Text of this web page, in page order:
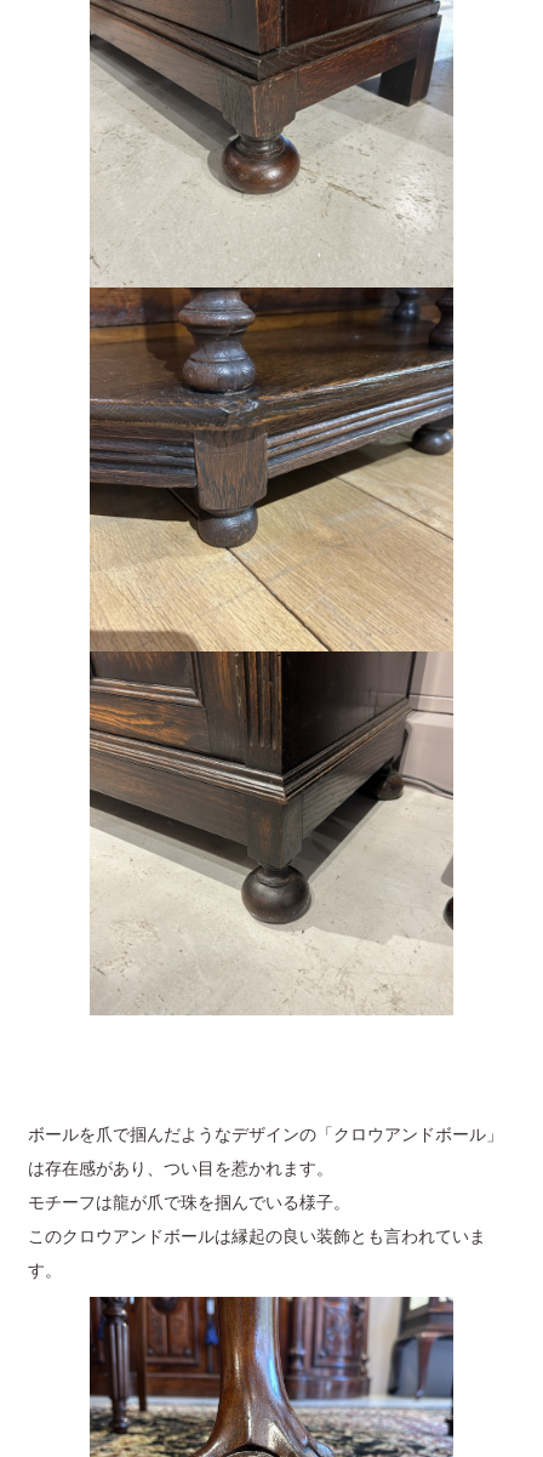
ボールを爪で掴んだようなデザインの「クロウアンドボール」
は存在感があり、つい目を惹かれます。
モチーフは龍が爪で珠を掴んでいる様子。
このクロウアンドボールは縁起の良い装飾とも言われていま
す。